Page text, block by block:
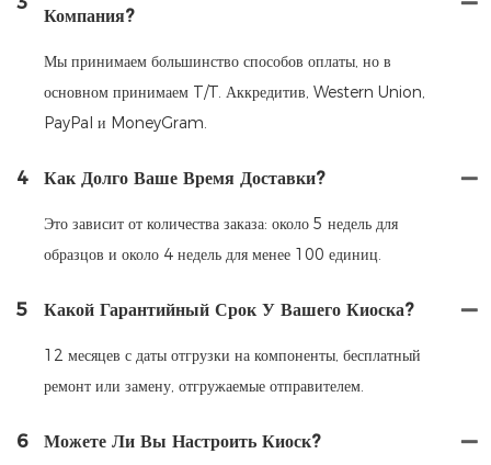
Компания?
Мы принимаем большинство способов оплаты, но в
основном принимаем T/T. Аккредитив, Western Union,
PayPal и MoneyGram.
4 Как Долго Ваше Время Доставки?
Это зависит от количества заказа: около 5 недель для
образцов и около 4 недель для менее 100 единиц.
5 Какой Гарантийный Срок У Вашего Киоска?
12 месяцев с даты отгрузки на компоненты, бесплатный
ремонт или замену, отгружаемые отправителем.
6 Можете Ли Вы Настроить Киоск?